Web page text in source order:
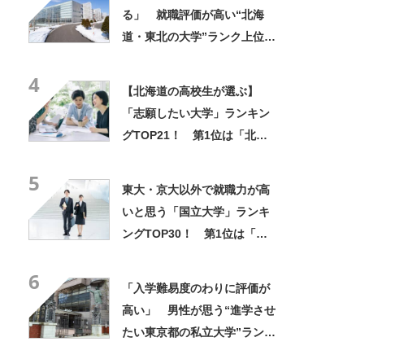
る」 就職評価が高い“北海
道・東北の大学”ランク上位に
4
【北海道の高校生が選ぶ】
「志願したい大学」ランキン
グTOP21！ 第1位は「北海
5
東大・京大以外で就職力が高
いと思う「国立大学」ランキ
ングTOP30！ 第1位は「一
6
「入学難易度のわりに評価が
高い」 男性が思う“進学させ
たい東京都の私立大学”ランキ